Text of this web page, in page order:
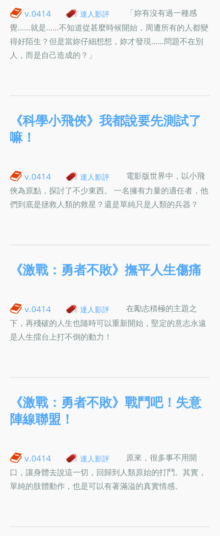
v.0414 達人影評
「妳有沒有過一種感
覺……就是……不知道從甚麼時候開始，周遭所有的人都變
得好陌生？但是當妳仔細想想，妳才發現……問題不在別
人，而是自己造成的？」
《科學小飛俠》我都說要先測試了
嘛！
v.0414 達人影評
電影版世界中，以小飛
俠為原點，探討了不少東西。 一名擁有力量的適任者，他
們到底是拯救人類的救星？還是單純只是人類的兵器？
《激戰：勇者不敗》撫平人生傷痛
v.0414 達人影評
在勵志積極的主題之
下，再殘破的人生也隨時可以重新開始，堅定的意志永遠
是人生擂台上打不倒的動力！
《激戰：勇者不敗》戰鬥吧！失意
陣線聯盟！
v.0414 達人影評
原來，很多事不用開
口，讓身體去說這一切，回歸到人類原始的打鬥。其實，
單純的肢體動作，也是可以有著滿溢的真實情感。